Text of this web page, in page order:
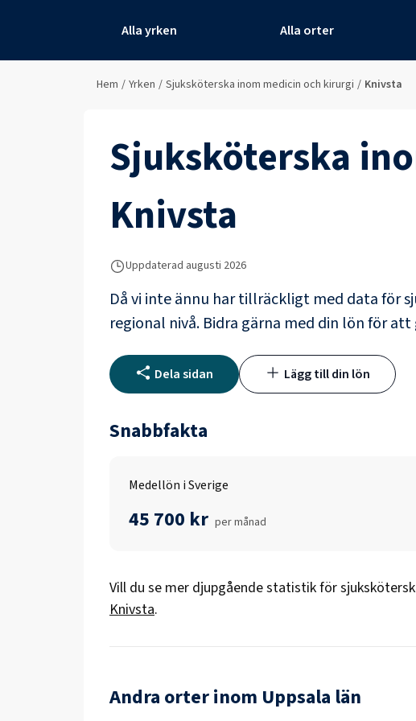
Alla yrken Alla orter
Hem / Yrken / Sjuksköterska inom medicin och kirurgi / Knivsta
Sjuksköterska
Knivsta
Uppdaterad augusti 2026
Då vi inte ännu har tillräckligt med data för
regional nivå. Bidra gärna med din lön för
Dela sidan Lägg till din lön
Snabbfakta
Medellön i Sverige
45 700 kr per månad
Vill du se mer djupgående statistik för
Knivsta.
Andra orter inom Uppsala län